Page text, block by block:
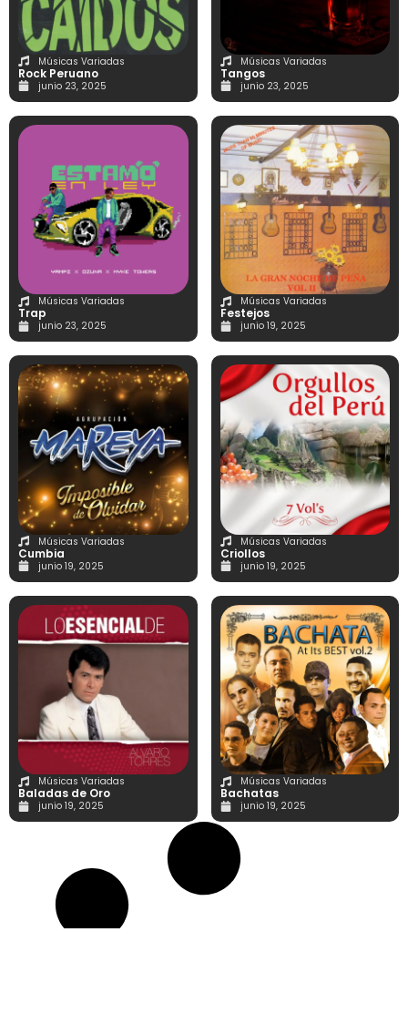
Músicas Variadas
Rock Peruano
junio 23, 2025
Músicas Variadas
Tangos
junio 23, 2025
Músicas Variadas
Trap
junio 23, 2025
Músicas Variadas
Festejos
junio 19, 2025
Músicas Variadas
Cumbia
junio 19, 2025
Músicas Variadas
Criollos
junio 19, 2025
Músicas Variadas
Baladas de Oro
junio 19, 2025
Músicas Variadas
Bachatas
junio 19, 2025